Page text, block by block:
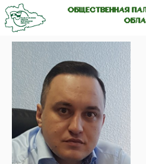
ОБЩЕСТВЕННАЯ